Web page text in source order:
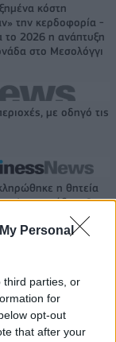
Personal
third parties, or
for
opt-out
that after your
κόστη
την κερδοφορία -
το 2026 η ανάπτυξη
στο Μεσολόγγι
με οδηγό τις
η θητεία
Δημητριάδη - Ο
επιστρέφει
CEO
ξεκίνησε το